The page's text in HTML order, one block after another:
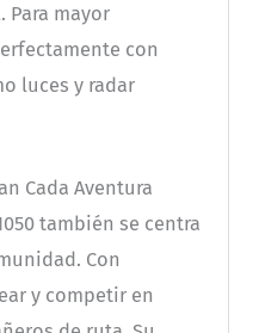
mayor
con
luces y radar
Cada Aventura
también se centra
Con
y competir en